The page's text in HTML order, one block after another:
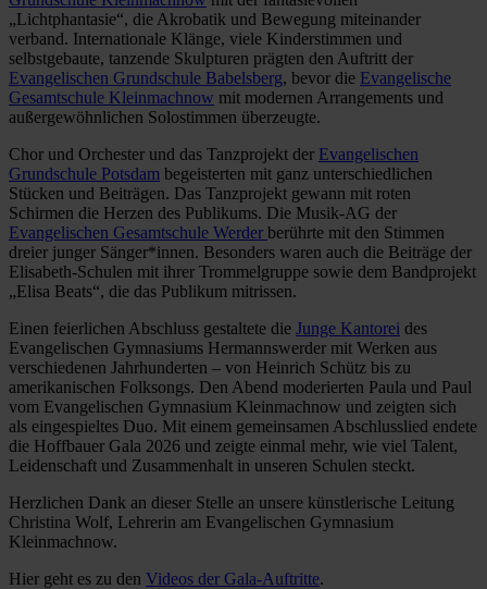
„Lichtphantasie“, die Akrobatik und Bewegung miteinander
verband. Internationale Klänge, viele Kinderstimmen und
selbstgebaute, tanzende Skulpturen prägten den Auftritt der
Evangelischen Grundschule Babelsberg, bevor die Evangelische
Gesamtschule Kleinmachnow mit modernen Arrangements und
außergewöhnlichen Solostimmen überzeugte.
Chor und Orchester und das Tanzprojekt der Evangelischen
Grundschule Potsdam begeisterten mit ganz unterschiedlichen
Stücken und Beiträgen. Das Tanzprojekt gewann mit roten
Schirmen die Herzen des Publikums. Die Musik-AG der
Evangelischen Gesamtschule Werder berührte mit den Stimmen
dreier junger Sänger*innen. Besonders waren auch die Beiträge der
Elisabeth-Schulen mit ihrer Trommelgruppe sowie dem Bandprojekt
„Elisa Beats“, die das Publikum mitrissen.
Einen feierlichen Abschluss gestaltete die Junge Kantorei des
Evangelischen Gymnasiums Hermannswerder mit Werken aus
verschiedenen Jahrhunderten – von Heinrich Schütz bis zu
amerikanischen Folksongs. Den Abend moderierten Paula und Paul
vom Evangelischen Gymnasium Kleinmachnow und zeigten sich
als eingespieltes Duo. Mit einem gemeinsamen Abschlusslied endete
die Hoffbauer Gala 2026 und zeigte einmal mehr, wie viel Talent,
Leidenschaft und Zusammenhalt in unseren Schulen steckt.
Herzlichen Dank an dieser Stelle an unsere künstlerische Leitung
Christina Wolf, Lehrerin am Evangelischen Gymnasium
Kleinmachnow.
Hier geht es zu den Videos der Gala-Auftritte.